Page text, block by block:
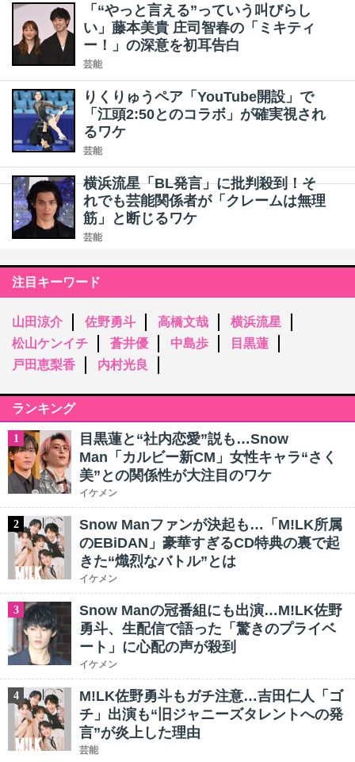
「“やっと言える”っていう叫びらし
い」藤本美貴 庄司智春の「ミキティ
ー！」の深意を初耳告白
芸能
りくりゅうペア「YouTube開設」で
「江頭2:50とのコラボ」が確実視され
るワケ
芸能
横浜流星「BL発言」に批判殺到！そ
れでも芸能関係者が「クレームは無理
筋」と断じるワケ
芸能
注目キーワード
山田涼介 佐野勇斗 高橋文哉
横浜流星
松山ケンイチ
蒼井優 中島歩
目黒蓮
戸田恵梨香
内村光良
ランキング
1
目黒蓮と“社内恋愛”説も…Snow
Man「カルビー新CM」女性キャラ“さく
美”との関係性が大注目のワケ
イケメン
2
Snow Manファンが決起も…「M!LK所属
のEBiDAN」豪華すぎるCD特典の裏で起
きた“熾烈なバトル”とは
イケメン
3
Snow Manの冠番組にも出演…M!LK佐野
勇斗、生配信で語った「驚きのプライベ
ート」に心配の声が殺到
イケメン
4
M!LK佐野勇斗もガチ注意…吉田仁人「ゴ
チ」出演も“旧ジャニーズタレントへの発
言”が炎上した理由
芸能